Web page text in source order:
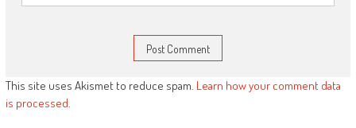
This site uses Akismet to reduce spam. Learn how your comment data
is processed